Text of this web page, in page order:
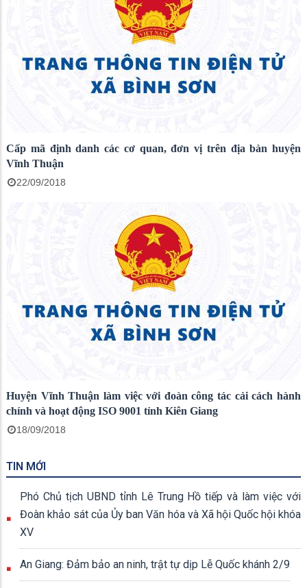
Cấp mã định danh các cơ quan, đơn vị trên địa bàn huyện
Vĩnh Thuận
22/09/2018
Huyện Vĩnh Thuận làm việc với đoàn công tác cải cách hành
chính và hoạt động ISO 9001 tỉnh Kiên Giang
18/09/2018
TIN MỚI
Phó Chủ tịch UBND tỉnh Lê Trung Hồ tiếp và làm việc với
Đoàn khảo sát của Ủy ban Văn hóa và Xã hội Quốc hội khóa
XV
An Giang: Đảm bảo an ninh, trật tự dịp Lễ Quốc khánh 2/9